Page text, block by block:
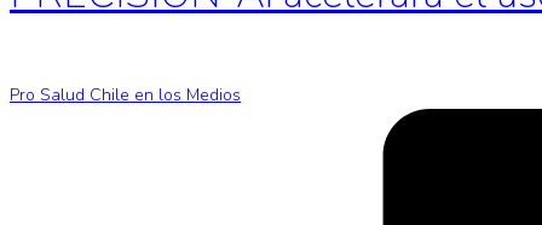
Pro Salud Chile en los Medios